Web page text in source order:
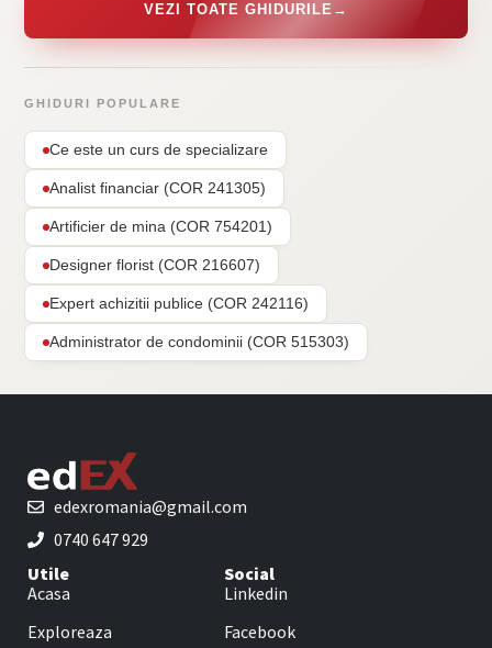
VEZI TOATE GHIDURILE →
GHIDURI POPULARE
Ce este un curs de specializare
Analist financiar (COR 241305)
Artificier de mina (COR 754201)
Designer florist (COR 216607)
Expert achizitii publice (COR 242116)
Administrator de condominii (COR 515303)
edexromania@gmail.com
0740 647 929
Utile
Acasa
Exploreaza
Social
Linkedin
Facebook